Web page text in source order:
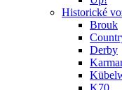
Historické
Brouk
Derby
K70